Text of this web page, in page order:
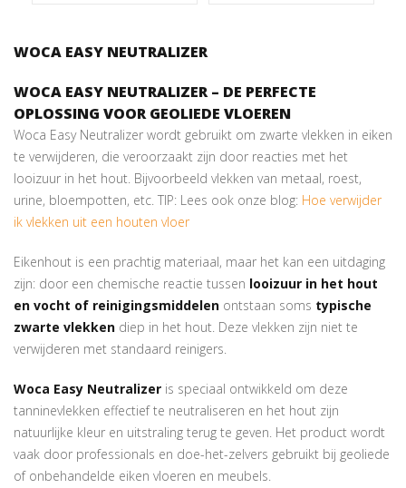
WOCA EASY NEUTRALIZER
WOCA EASY NEUTRALIZER – DE PERFECTE
OPLOSSING VOOR GEOLIEDE VLOEREN
Woca Easy Neutralizer wordt gebruikt om zwarte vlekken in eiken
te verwijderen, die veroorzaakt zijn door reacties met het
looizuur in het hout. Bijvoorbeeld vlekken van metaal, roest,
urine, bloempotten, etc. TIP: Lees ook onze blog: Hoe verwijder
ik vlekken uit een houten vloer
Eikenhout is een prachtig materiaal, maar het kan een uitdaging
zijn: door een chemische reactie tussen looizuur in het hout
en vocht of reinigingsmiddelen ontstaan soms typische
zwarte vlekken diep in het hout. Deze vlekken zijn niet te
verwijderen met standaard reinigers.
Woca Easy Neutralizer is speciaal ontwikkeld om deze
tanninevlekken effectief te neutraliseren en het hout zijn
natuurlijke kleur en uitstraling terug te geven. Het product wordt
vaak door professionals en doe-het-zelvers gebruikt bij geoliede
of onbehandelde eiken vloeren en meubels.